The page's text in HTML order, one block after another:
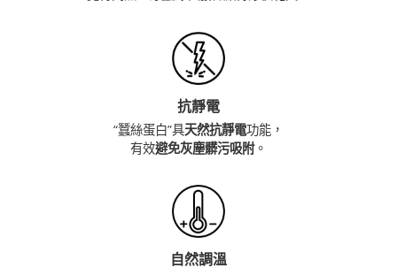
抗靜電
“蠶絲蛋白”具天然抗靜電功能，
有效避免灰塵髒污吸附。
自然調溫